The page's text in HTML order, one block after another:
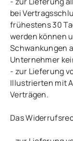
bei
frühestens 30
werden können
Schwankungen
Unternehmer
- zur Lieferung
Illustrierten mit
Verträgen.
Das